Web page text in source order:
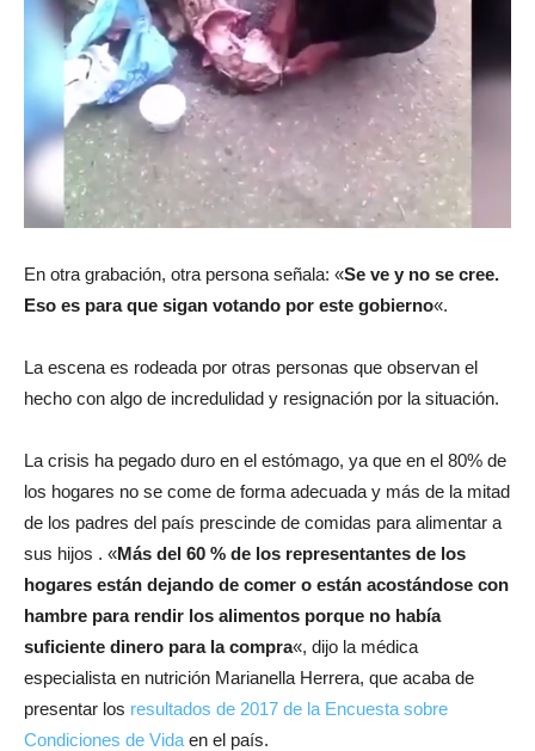
En otra grabación, otra persona señala: «Se ve y no se cree.
Eso es para que sigan votando por este gobierno«.
La escena es rodeada por otras personas que observan el
hecho con algo de incredulidad y resignación por la situación.
La crisis ha pegado duro en el estómago, ya que en el 80% de
los hogares no se come de forma adecuada y más de la mitad
de los padres del país prescinde de comidas para alimentar a
sus hijos . «Más del 60 % de los representantes de los
hogares están dejando de comer o están acostándose con
hambre para rendir los alimentos porque no había
suficiente dinero para la compra«, dijo la médica
especialista en nutrición Marianella Herrera, que acaba de
presentar los resultados de 2017 de la Encuesta sobre
Condiciones de Vida en el país.